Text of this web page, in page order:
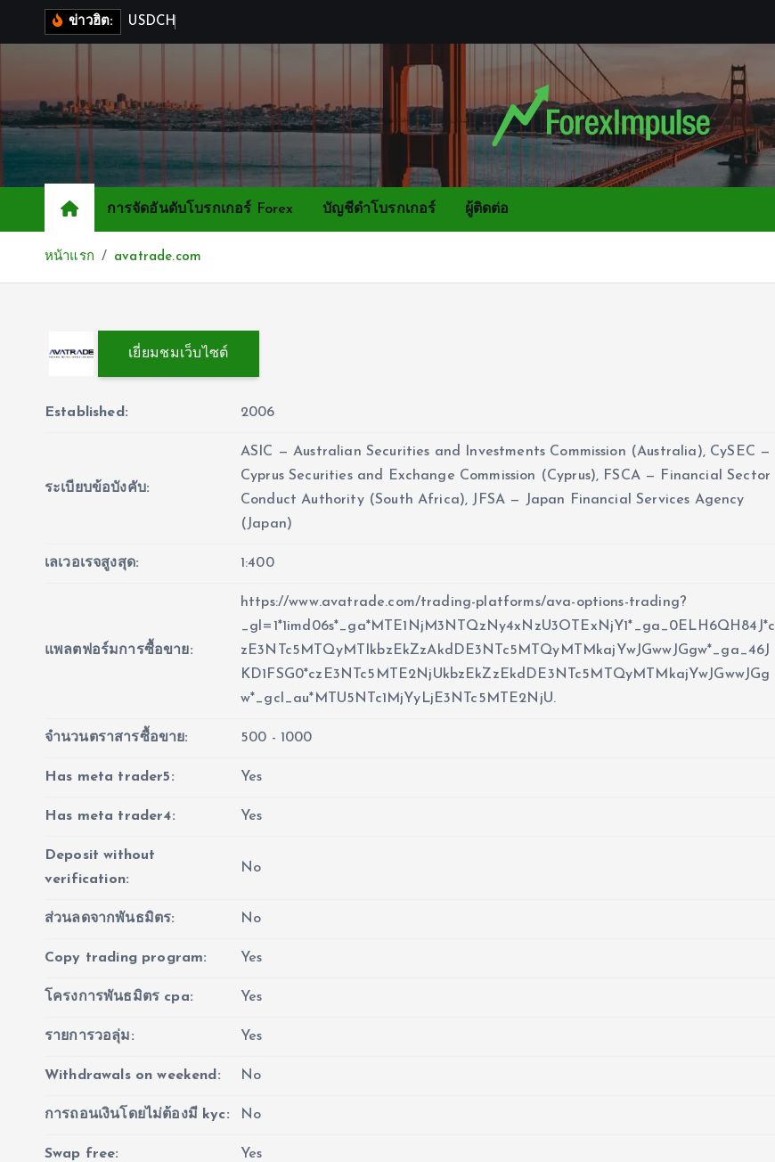
o
ข่าวฮิต: USDC H
การจัดอันดับโบรกเกอร์ Forex บัญชีดำโบรกเกอร์ ผู้ติดต่อ
หน้าแรก avatrade.com
เยี่ยมชมเว็บไซต์
Established: 2006
ระเบียบข้อบังคับ:
ASIC — Australian Securities and Investments Commission (Australia), CySEC —
Cyprus Securities and Exchange Commission (Cyprus), FSCA — Financial Sector
Conduct Authority (South Africa), JFSA — Japan Financial Services Agency
(Japan)
เลเวอเรจสูงสุด: 1:400
แพลตฟอร์มการซื้อขาย:
https://www.avatrade.com/trading-platforms/ava-options-trading?
_gl=1*1imd06s*_ga*MTE1NjM3NTQzNy4xNzU3OTExNjY1*_ga_0ELH6QH84J*c
zE3NTc5MTQyMTIkbzEkZzAkdDE3NTc5MTQyMTMkajYwJGwwJGgw*_ga_46J
KD1FSG0*czE3NTc5MTE2NjUkbzEkZzEkdDE3NTc5MTQyMTMkajYwJGwwJGg
w*_gcl_au*MTU5NTc1MjYyLjE3NTc5MTE2NjU.
จำนวนตราสารซื้อขาย: 500 - 1000
Has meta trader5: Yes
Has meta trader4: Yes
Deposit without
verification:
No
ส่วนลดจากพันธมิตร: No
Copy trading program: Yes
โครงการพันธมิตร cpa: Yes
รายการวอลุ่ม: Yes
Withdrawals on weekend: No
การถอนเงินโดยไม่ต้องมี kyc: No
Swap free: Yes